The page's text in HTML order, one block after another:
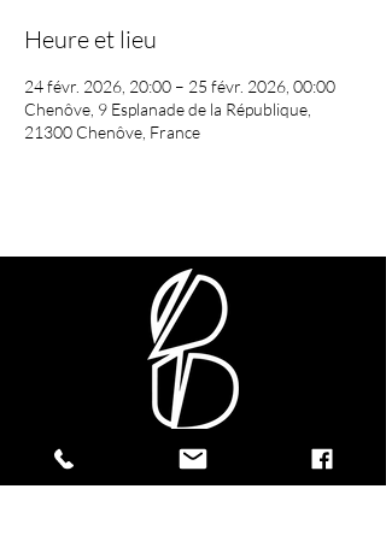
Heure et lieu
24 févr. 2026, 20:00 – 25 févr. 2026, 00:00
Chenôve, 9 Esplanade de la République,
21300 Chenôve, France